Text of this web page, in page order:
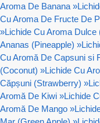
Aroma De Banana »
Cu Aroma De Fructe De
»Lichide Cu Aroma Dulce
Ananas (Pineapple) »
Cu Aromă De Capsuni si
(Coconut) »Lichide Cu
Căpșuni (Strawberry) »
Aromă De Kiwi »Lichide
Aromă De Mango »